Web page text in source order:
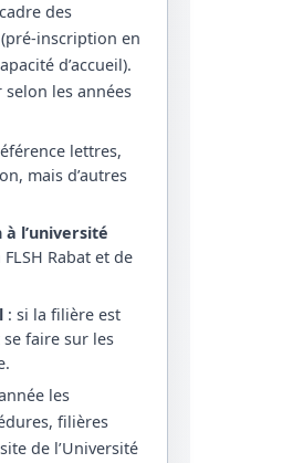
des
inscription en
d’accueil).
les années
lettres,
mais d’autres
l’université
Rabat et de
: si la filière est
faire sur les
les
filières
de l’Université